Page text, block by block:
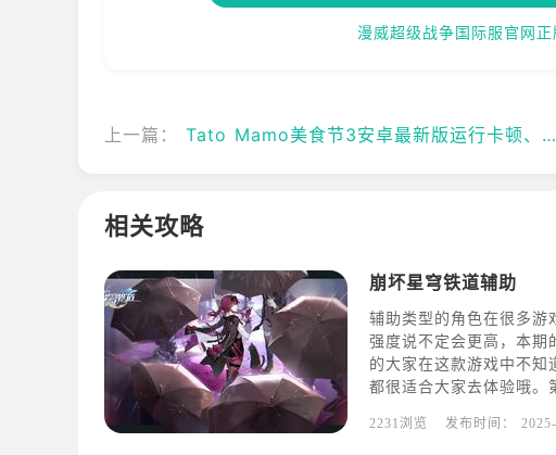
漫威超级战争国际服官网
上一篇： Tato Mamo美食节3安卓最新版运行卡顿、掉帧解决方法
相关攻略
崩坏星穹铁道辅助
辅助类型的角色在很多游
强度说不定会更高，本期
的大家在这款游戏中不知
都很适合大家去体验哦。
为辅助是绰绰有余的，带
2231浏览 发布时间：